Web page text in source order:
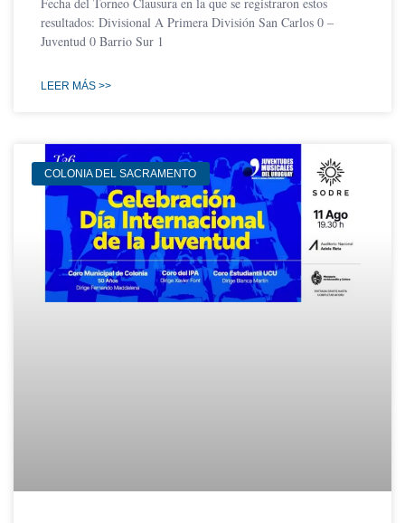
resultados: Divisional A Primera División San Carlos 0 –
Juventud 0 Barrio Sur 1
LEER MÁS >>
COLONIA DEL SACRAMENTO